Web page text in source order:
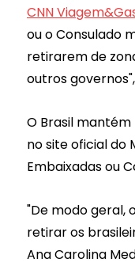
CNN
ou o Consulado
retirarem de
outros
O Brasil
no site oficial do
Embaixadas ou
"De modo geral,
retirar os
Ana Carolina